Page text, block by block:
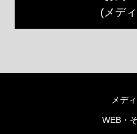
(メデ
メデ
WEB・